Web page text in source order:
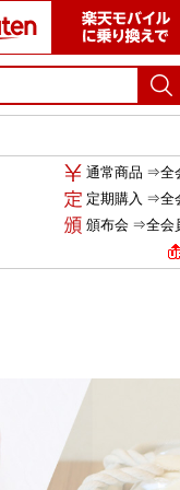
通常商品 ⇒全
定期購入 ⇒全
頒布会 ⇒全会